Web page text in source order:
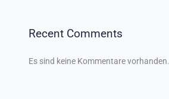
Recent Comments
Es sind keine Kommentare vorhanden.